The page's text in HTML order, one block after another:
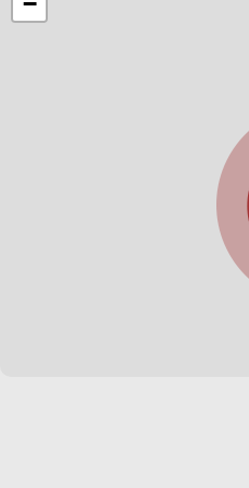
3.5.2. AS PARCELAS
SERÃO CORRIGIDAS
COM O ÍNDICE DE
ATÉ A ENTREGA DAS